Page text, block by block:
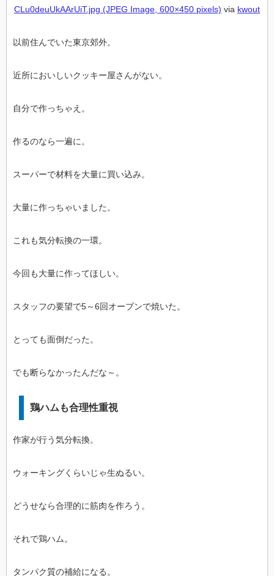
CLu0deuUkAArUiT.jpg (JPEG Image, 600×450 pixels) via kwout
以前住んでいた東京郊外。
近所においしいクッキー屋さんがない。
自分で作っちゃえ。
作るのなら一遍に。
スーパーで材料を大量に買い込み。
大量に作っちゃいました。
これも気分転換の一環。
今回も大量に作ってほしい。
スタッフの要望で5～6回オーブンで焼いた。
とっても面倒だった。
でも断らなかったんだな～。
鶏ハムも合理性重視
作家が行う気分転換。
ウォーキングくらいじゃ生ぬるい。
どうせなら合理的に筋肉を作ろう。
それで鶏ハム。
タンパク質の補給になる。